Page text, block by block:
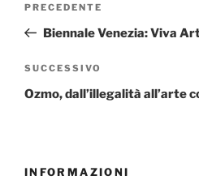
Articolo
precedente:
PRECEDENTE
Biennale Venezia: Viva
Articolo
successivo
SUCCESSIVO
Ozmo, dall’illegalità all’arte
INFORMAZIONI